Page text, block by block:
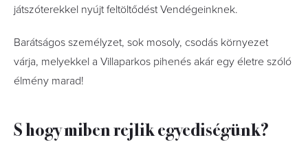
játszóterekkel nyújt feltöltődést Vendégeinknek.
Barátságos személyzet, sok mosoly, csodás környezet
várja, melyekkel a Villaparkos pihenés akár egy életre szóló
élmény marad!
S hogy miben rejlik egyediségünk?